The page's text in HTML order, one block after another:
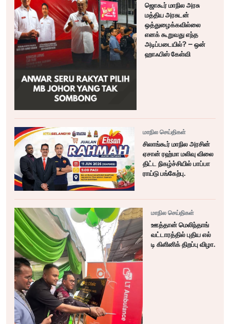
ஜொகூர் மாநில அரசு
மத்திய அரசுடன்
ஒத்துழைக்கவில்லை
எனக் கூறுவது எந்த
அடிப்படையில்? – ஒன்
ஹாஃபிஸ் கேள்வி
மாநில செய்திகள்
சிலாங்கூர் மாநில அரசின்
ஏசான் ரஹ்மா மலிவு விலை
திட்ட நிகழ்ச்சியில் பாப்பா
ராய்டு பங்கேற்பு.
மாநில செய்திகள்
ஊத்தான் மெலிந்தாங்
வட்டாரத்தில் புதிய எல்
டி கிளினிக் திறப்பு விழா.